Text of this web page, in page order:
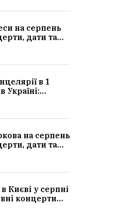
на серпень
дати та
в 1
Україні:
лист для
на серпень
дати та
Києві у серпні
концерти
артисти та